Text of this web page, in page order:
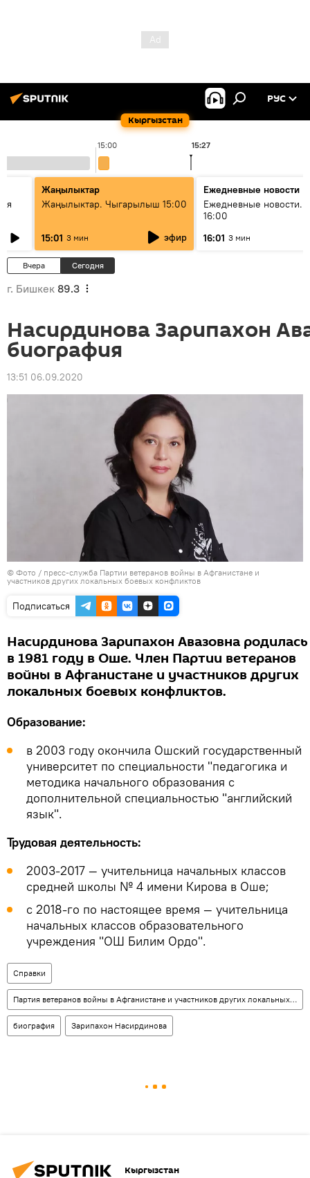
Кыргызстан
РУС
15:00 15:27
Жаңылыктар
Жаңылыктар. Чыгарылыш 15:00
15:01 3 мин эфир
Ежедневные новости
Ежедневные новости.
16:00
16:01 3 мин
Вчера Сегодня
г. Бишкек 89.3
Насирдинова Зарипахон
биография
13:51 06.09.2020
© Фото / пресс-служба Партии ветеранов войны в Афганистане и
участников других локальных боевых конфликтов
Подписаться
Насирдинова Зарипахон Авазовна родилась
в 1981 году в Оше. Член Партии ветеранов
войны в Афганистане и участников других
локальных боевых конфликтов.
Образование:
в 2003 году окончила Ошский государственный
университет по специальности "педагогика и
методика начального образования с
дополнительной специальностью "английский
язык".
Трудовая деятельность:
2003-2017 — учительница начальных классов
средней школы № 4 имени Кирова в Оше;
с 2018-го по настоящее время — учительница
начальных классов образовательного
учреждения "ОШ Билим Ордо".
Справки
Партия ветеранов войны в Афганистане и участников других локальных боевых конфликтов
биография Зарипахон Насирдинова
Кыргызстан